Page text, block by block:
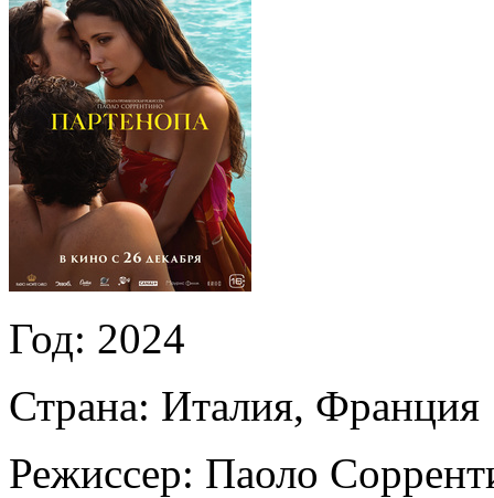
Год: 2024
Страна: Италия, Франция
Режиссер: Паоло